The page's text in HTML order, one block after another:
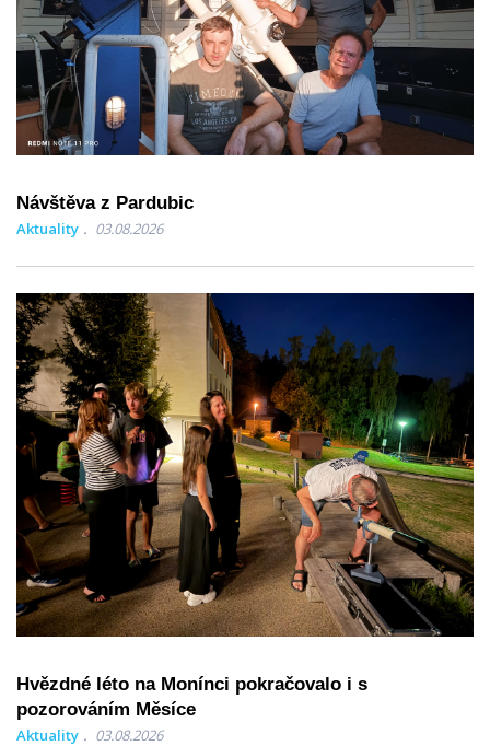
Návštěva z Pardubic
Aktuality 03.08.2026
Hvězdné léto na Monínci pokračovalo i s
pozorováním Měsíce
Aktuality 03.08.2026